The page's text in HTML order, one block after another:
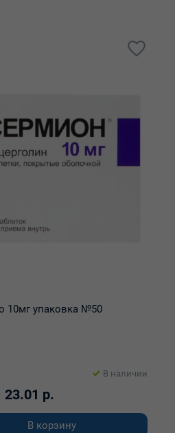
10мг упаковка №50
В наличии
23.01 р.
В корзину